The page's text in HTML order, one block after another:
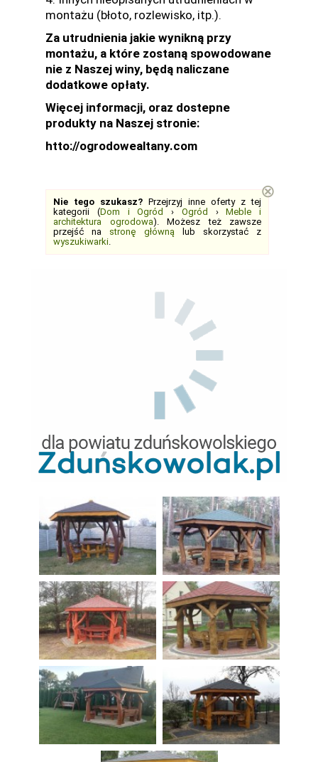
montażu (błoto, rozlewisko, itp.).
Za utrudnienia jakie wynikną przy
montażu, a które zostaną spowodowane
nie z Naszej winy, będą naliczane
dodatkowe opłaty.
Więcej informacji, oraz dostepne
produkty na Naszej stronie:
htto://ogrodowealtany.com
Nie tego szukasz? Przejrzyj inne oferty z tej
kategorii (Dom i Ogród › Ogród ›Meble i
architektura ogrodowa). Możesz też zawsze
przejść na stronę głównąlub skorzystać z
wyszukiwarki.
⊗